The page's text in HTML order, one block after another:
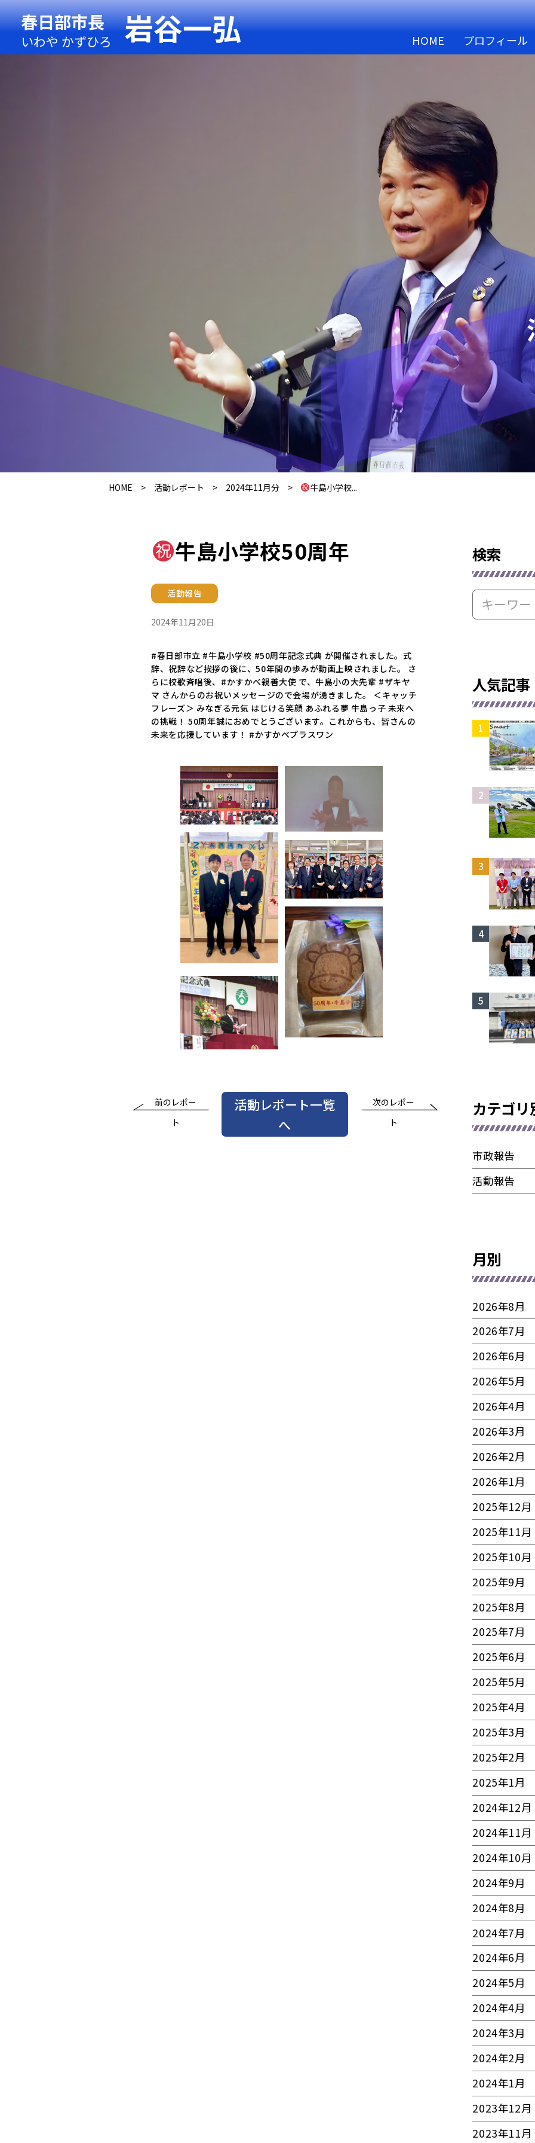
春日部市長
いわや かずひろ 岩谷一弘 HOME プロフィール
HOME > 活動レポート > 2024年11月分 > 牛島小学校...
牛島小学校50周年
活動報告
2024年11月20日
#春日部市立 #牛島小学校 #50周年記念式典 が開催されました。式
辞、祝辞など挨拶の後に、50年間の歩みが動画上映されました。 さ
らに校歌斉唱後、#かすかべ親善大使 で、牛島小の大先輩 #ザキヤ
マ さんからのお祝いメッセージので会場が湧きました。 ＜キャッチ
フレーズ＞ みなぎる元気 はじける笑顔 あふれる夢 牛島っ子 未来へ
の挑戦！ 50周年誠におめでとうございます。これからも、皆さんの
未来を応援しています！ #かすかべプラスワン
前のレポー
ト
活動レポート一覧
へ
次のレポー
ト
検索
人気記事
カテゴリ
市政報告
活動報告
月別
2026年8月
2026年7月
2026年6月
2026年5月
2026年4月
2026年3月
2026年2月
2026年1月
2025年12月
2025年11月
2025年10月
2025年9月
2025年8月
2025年7月
2025年6月
2025年5月
2025年4月
2025年3月
2025年2月
2025年1月
2024年12月
2024年11月
2024年10月
2024年9月
2024年8月
2024年7月
2024年6月
2024年5月
2024年4月
2024年3月
2024年2月
2024年1月
2023年12月
2023年11月